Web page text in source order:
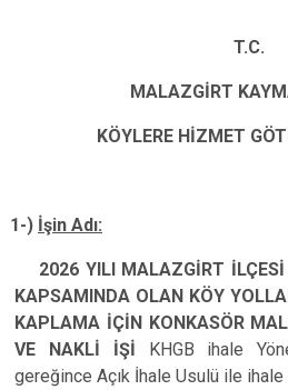
T.C.
MALAZGİRT
KÖYLERE HİZMET
1-) İşin Adı:
2026 YILI MALAZGİRT İLÇESİ
KAPSAMINDA OLAN KÖY
KAPLAMA İÇİN KONKASÖR
VE NAKLİ İŞİ KHGB ihale
gereğince Açık İhale Usulü ile